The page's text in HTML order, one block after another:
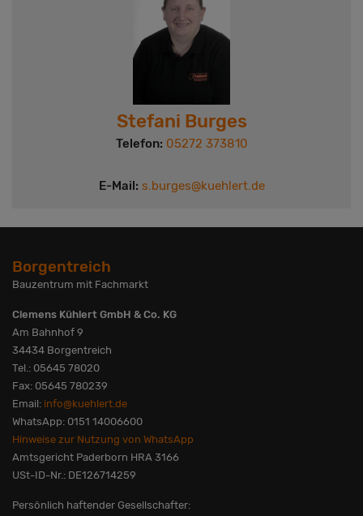
Stefani Burges
Telefon: 05272 373810
E-Mail: s.burges@kuehlert.de
Borgentreich
Bauzentrum mit Fachmarkt
Clemens Kühlert GmbH & Co. KG
Am Bahnhof 9
34434 Borgentreich
Tel.: 05645 78020
Fax: 05645 780239
Email: info@kuehlert.de
WhatsApp: 0151 14006600
Hinweise zur Nutzung von WhatsApp
Amtsgericht Paderborn HRA 3166
USt-ID-Nr.: DE126714259
Persönlich haftender Gesellschafter: